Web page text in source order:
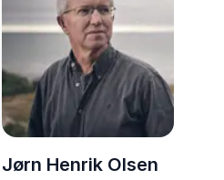
Jørn Henrik Olsen